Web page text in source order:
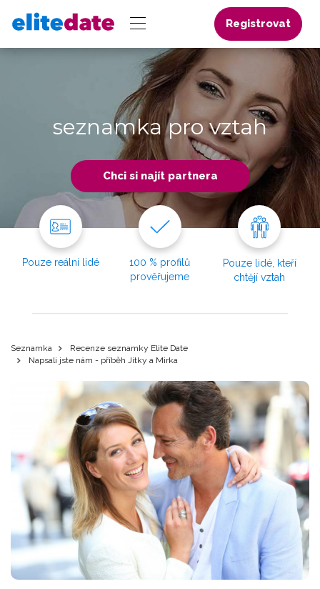
Registrovat
seznamka pro vztah
Chci si najít partnera
Pouze reální lidé
100 % profilů
prověřujeme
Pouze lidé, kteří
chtějí vztah
Seznamka
Recenze seznamky Elite Date
Napsali jste nám - příběh Jitky a Mirka